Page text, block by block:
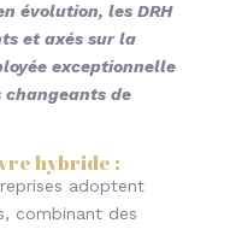
évolution, les DRH
et axés sur la
exceptionnelle
changeants de
hybride :
adoptent
combinant des